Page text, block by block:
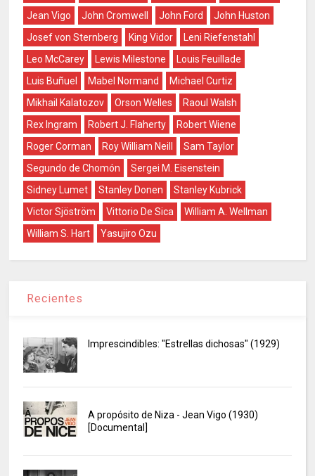
Jean Vigo
John Cromwell John Ford
John Huston
Josef von Sternberg
King Vidor
Leni Riefenstahl
Leo McCarey
Lewis Milestone
Louis Feuillade
Luis Buñuel
Mabel Normand
Michael Curtiz
Mikhail Kalatozov
Orson Welles
Raoul Walsh
Rex Ingram
Robert J. Flaherty
Robert Wiene
Roger Corman
Roy William Neill
Sam Taylor
Segundo de Chomón
Sergei M. Eisenstein
Sidney Lumet
Stanley Donen
Stanley Kubrick
Victor Sjöström
Vittorio De Sica
William A. Wellman
William S. Hart
Yasujiro Ozu
Recientes
Imprescindibles: "Estrellas dichosas" (1929)
A propósito de Niza - Jean Vigo (1930)
[Documental]